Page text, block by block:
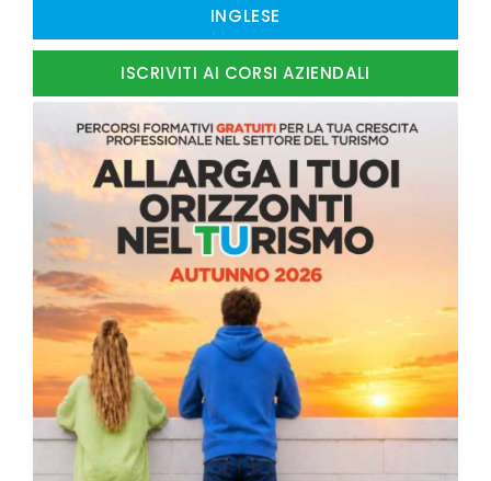
INGLESE
ISCRIVITI AI CORSI AZIENDALI